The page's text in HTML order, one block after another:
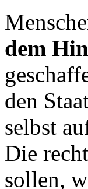
dem
den
selbst
Die
sollen,